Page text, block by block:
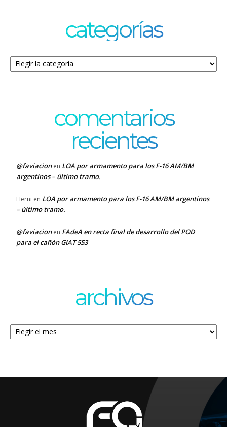
categorías
Categorías
comentarios
recientes
@faviacionen LOA por armamento para los F-16 AM/BM
argentinos – último tramo.
Herni en LOA por armamento para los F-16 AM/BM argentinos
– último tramo.
@faviacionen FAdeA en recta final de desarrollo del POD
para el cañón GIAT 553
archivos
Archivos